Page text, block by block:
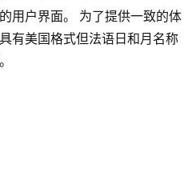
用户界面。 为了提供一致的体
有美国格式但法语日和月名称